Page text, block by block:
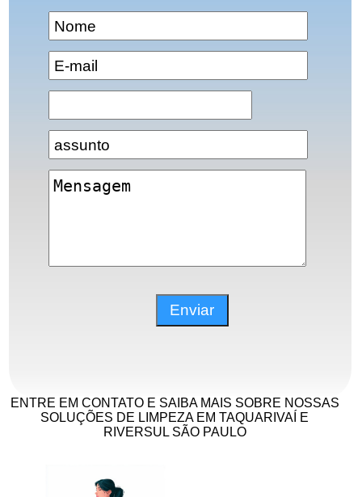
ENTRE EM CONTATO E SAIBA MAIS SOBRE NOSSAS
SOLUÇÕES DE LIMPEZA EM TAQUARIVAÍ E
RIVERSUL SÃO PAULO